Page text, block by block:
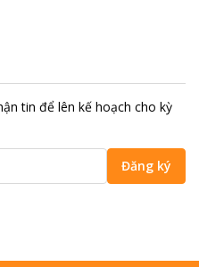
tin để lên kế hoạch cho kỳ
Đăng ký